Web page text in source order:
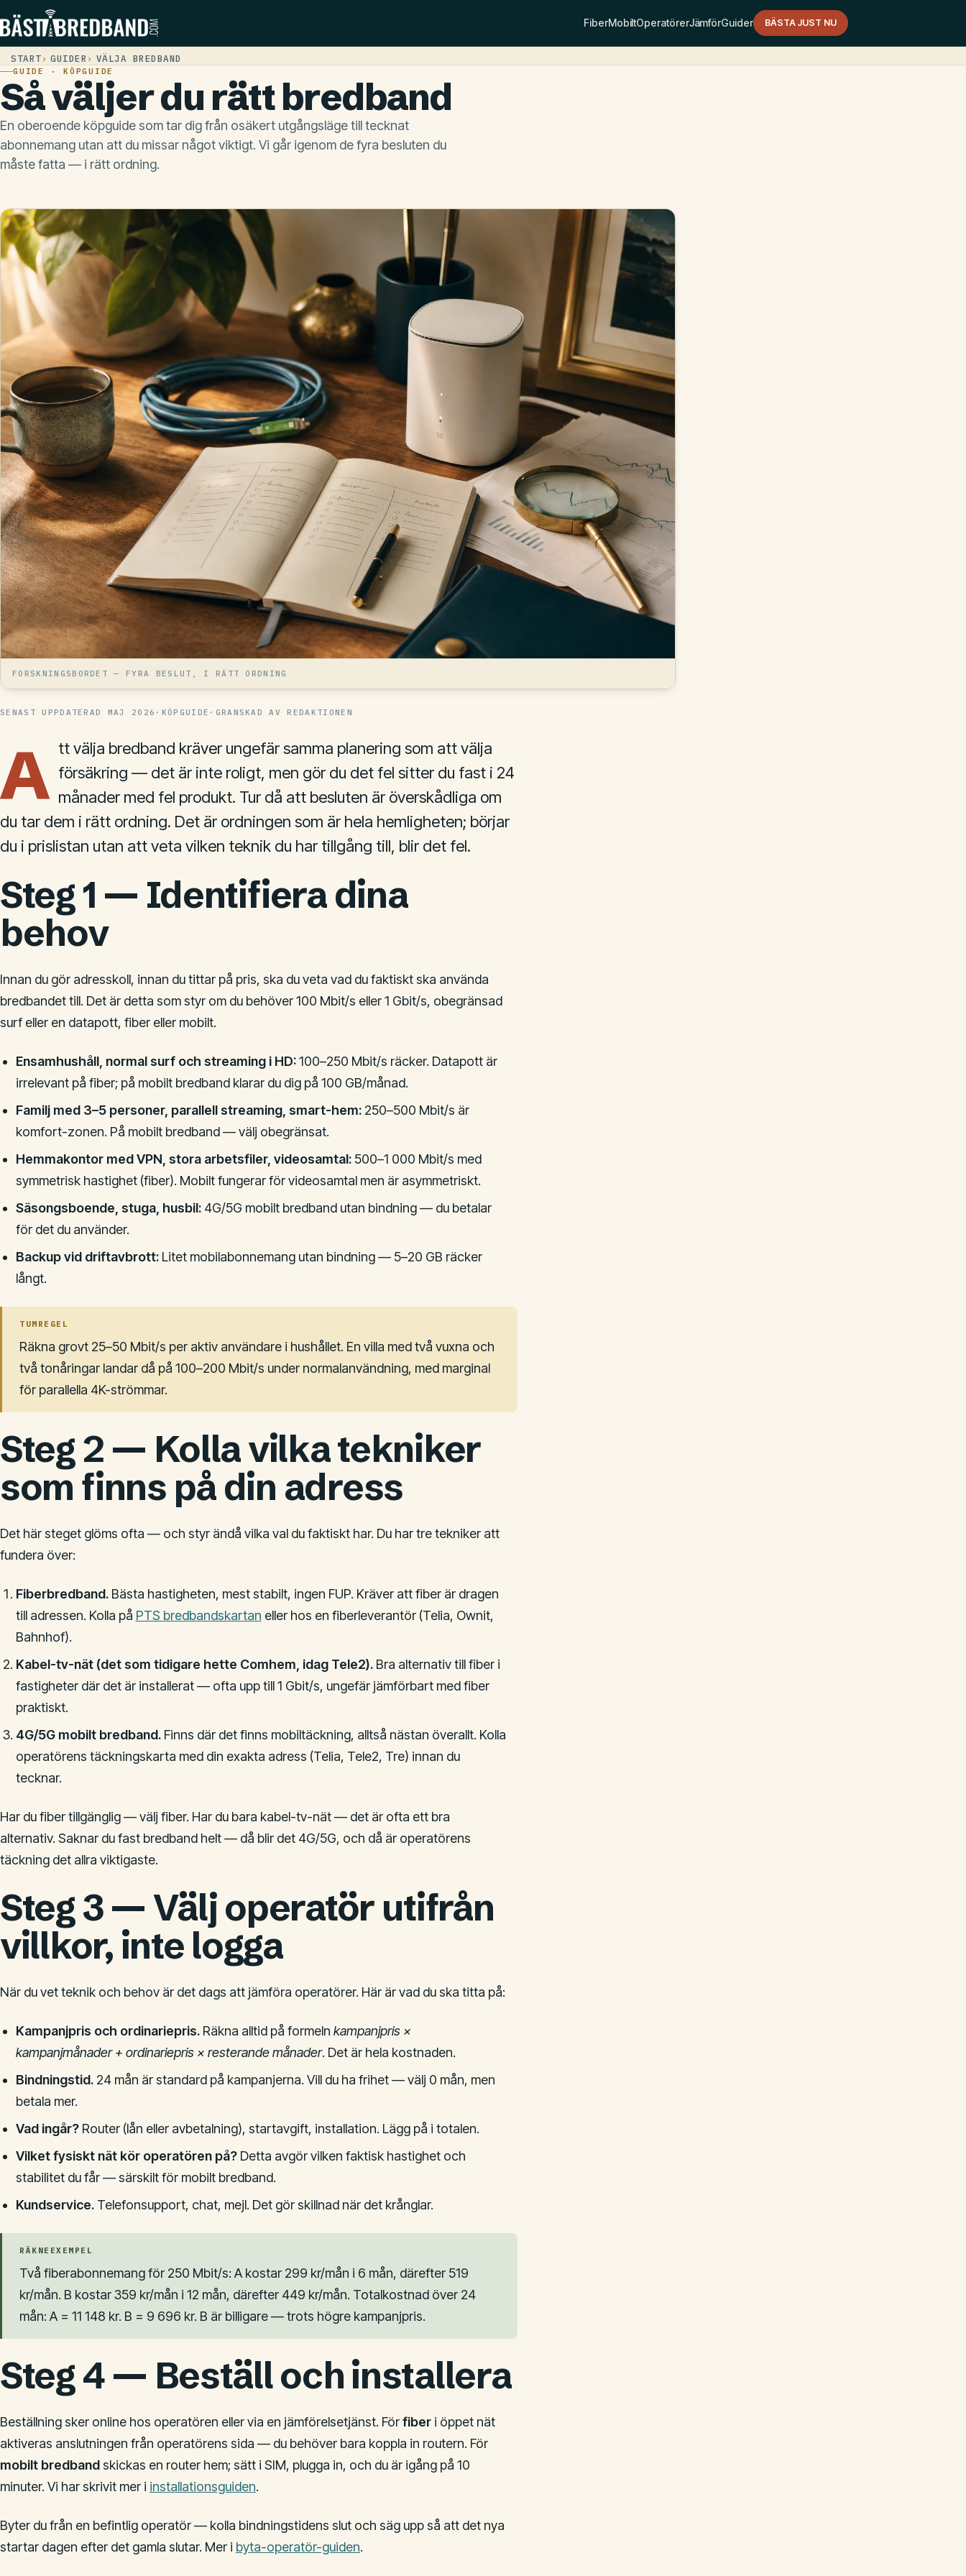
FiberMobiltOperatörerJämförGuider BÄSTA JUST NU
START GUIDER VÄLJA BREDBAND
GUIDE · KÖPGUIDE
Så väljer du rätt bredband
En oberoende köpguide som tar dig från osäkert utgångsläge till tecknat
abonnemang utan att du missar något viktigt. Vi går igenom de fyra besluten du
måste fatta — i rätt ordning.
FORSKNINGSBORDET — FYRA BESLUT, I RÄTT ORDNING
SENAST UPPDATERAD MAJ 2026 · KÖPGUIDE · GRANSKAD AV REDAKTIONEN
A tt välja bredband kräver ungefär samma planering som att välja
försäkring — det är inte roligt, men gör du det fel sitter du fast i 24
månader med fel produkt. Tur då att besluten är överskådliga om
du tar dem i rätt ordning. Det är ordningen som är hela hemligheten; börjar
du i prislistan utan att veta vilken teknik du har tillgång till, blir det fel.
Steg 1 — Identifiera dina
behov
Innan du gör adresskoll, innan du tittar på pris, ska du veta vad du faktiskt ska använda
bredbandet till. Det är detta som styr om du behöver 100 Mbit/s eller 1 Gbit/s, obegränsad
surf eller en datapott, fiber eller mobilt.
Ensamhushåll, normal surf och streaming i HD:100–250 Mbit/s räcker. Datapott är
irrelevant på fiber; på mobilt bredband klarar du dig på 100 GB/månad.
Familj med 3–5 personer, parallell streaming, smart-hem:250–500 Mbit/s är
komfort-zonen. På mobilt bredband — välj obegränsat.
Hemmakontor med VPN, stora arbetsfiler, videosamtal:500–1 000 Mbit/s med
symmetrisk hastighet (fiber). Mobilt fungerar för videosamtal men är asymmetriskt.
Säsongsboende, stuga, husbil:4G/5G mobilt bredband utan bindning — du betalar
för det du använder.
Backup vid driftavbrott:Litet mobilabonnemang utan bindning — 5–20 GB räcker
långt.
TUMREGEL
Räkna grovt 25–50 Mbit/s per aktiv användare i hushållet. En villa med två vuxna och
två tonåringar landar då på 100–200 Mbit/s under normalanvändning, med marginal
för parallella 4K-strömmar.
Steg 2 — Kolla vilka tekniker
som finns på din adress
Det här steget glöms ofta — och styr ändå vilka val du faktiskt har. Du har tre tekniker att
fundera över:
Fiberbredband.Bästa hastigheten, mest stabilt, ingen FUP. Kräver att fiber är dragen
till adressen. Kolla på PTS bredbandskartan eller hos en fiberleverantör (Telia, Ownit,
Bahnhof).
Kabel-tv-nät (det som tidigare hette Comhem, idag Tele2).Bra alternativ till fiber i
fastigheter där det är installerat — ofta upp till 1 Gbit/s, ungefär jämförbart med fiber
praktiskt.
4G/5G mobilt bredband.Finns där det finns mobiltäckning, alltså nästan överallt. Kolla
operatörens täckningskarta med din exakta adress (Telia, Tele2, Tre) innan du
tecknar.
Har du fiber tillgänglig — välj fiber. Har du bara kabel-tv-nät — det är ofta ett bra
alternativ. Saknar du fast bredband helt — då blir det 4G/5G, och då är operatörens
täckning det allra viktigaste.
Steg 3 — Välj operatör utifrån
villkor, inte logga
När du vet teknik och behov är det dags att jämföra operatörer. Här är vad du ska titta på:
Kampanjpris och ordinariepris.Räkna alltid på formeln kampanjpris ×
kampanjmånader + ordinariepris × resterande månader. Det är hela kostnaden.
Bindningstid.24 mån är standard på kampanjerna. Vill du ha frihet — välj 0 mån, men
betala mer.
Vad ingår?Router (lån eller avbetalning), startavgift, installation. Lägg på i totalen.
Vilket fysiskt nät kör operatören på?Detta avgör vilken faktisk hastighet och
stabilitet du får — särskilt för mobilt bredband.
Kundservice.Telefonsupport, chat, mejl. Det gör skillnad när det krånglar.
RÄKNEEXEMPEL
Två fiberabonnemang för 250 Mbit/s: A kostar 299 kr/mån i 6 mån, därefter 519
kr/mån. B kostar 359 kr/mån i 12 mån, därefter 449 kr/mån. Totalkostnad över 24
mån: A = 11 148 kr. B = 9 696 kr. B är billigare — trots högre kampanjpris.
Steg 4 — Beställ och installera
Beställning sker online hos operatören eller via en jämförelsetjänst. Förfiber i öppet nät
aktiveras anslutningen från operatörens sida — du behöver bara koppla in routern. För
mobilt bredbandskickas en router hem; sätt i SIM, plugga in, och du är igång på 10
minuter. Vi har skrivit mer i installationsguiden.
Byter du från en befintlig operatör — kolla bindningstidens slut och säg upp så att det nya
startar dagen efter det gamla slutar. Mer i byta-operatör-guiden.